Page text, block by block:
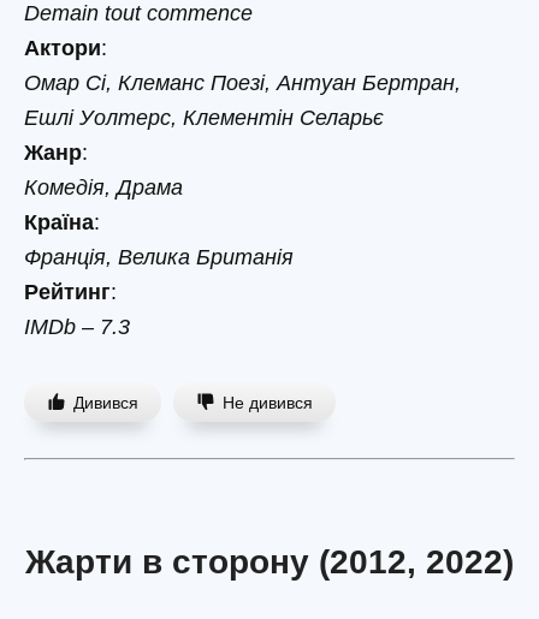
Demain tout commence
Актори:
Омар Сі, Клеманс Поезі, Антуан Бертран,
Ешлі Уолтерс, Клементін Селарьє
Жанр:
Комедія, Драма
Країна:
Франція, Велика Британія
Рейтинг:
IMDb – 7.3
Дивився Не дивився
Жарти в сторону (2012, 2022)